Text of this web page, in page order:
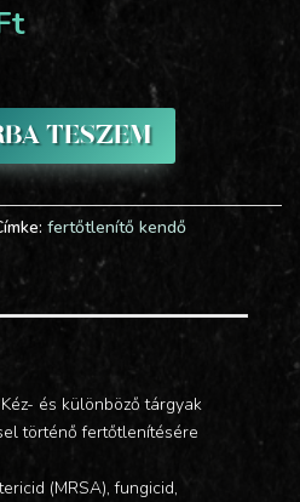
Current
price
1460 Ft.
TESZEM
fertőtlenítő kendő
és különböző tárgyak
történő fertőtlenítésére
(MRSA), fungicid,